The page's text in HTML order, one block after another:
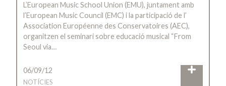
L’European Music School Union (EMU), juntament amb
l’European Music Council (EMC) i la participació de l’
Association Européenne des Conservatoires (AEC),
organitzen el seminari sobre educació musical “From
Seoul via…
06/09/12
NOTÍCIES